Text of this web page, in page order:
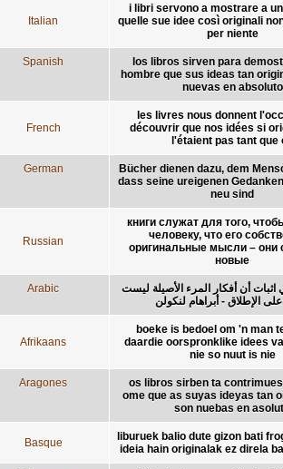
Italian
i libri servono a mostrare a
quelle sue idee così originali
per niente
Spanish
los libros sirven para
hombre que sus ideas tan
nuevas en absoluto
French
les livres nous donnent
découvrir que nos idées si
l'étaient pas tant que
German
Bücher dienen dazu, dem
dass seine ureigenen
neu sind
Russian
книги служат для того,
человеку, что его
оригинальные мысли – они
новые
Arabic
اثبات أن أفكار المرء الأصيلة ليست
الإطلاق - أبراهام لنكولن
Afrikaans
boeke is bedoel om 'n man
daardie oorspronklike idees
nie so nuut is nie
Aragones
os libros sirben ta
ome que as suyas ideyas tan
son nuebas en
Basque
liburuek balio dute gizon bati
ideia hain originalak ez direla